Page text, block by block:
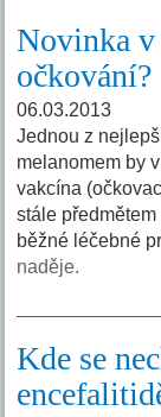
Novinka v
očkování?
06.03.2013
Jednou z
melanomem by
vakcína
stále
běžné léčebné
naděje.
Kde se